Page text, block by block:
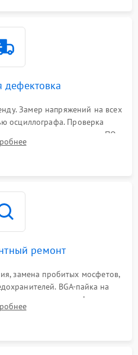
дефектовка
Замер напряжений на всех
осциллографа. Проверка
специализированного ПО
ремонт
замена пробитых мосфетов,
BGA-пайка на
или замена графического
GDDR. Прошивка BIOS